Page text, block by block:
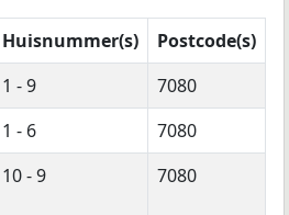
Huisnummer(s)
Postcode(s)
1 - 9
7080
1 - 6
7080
10 - 9 7080